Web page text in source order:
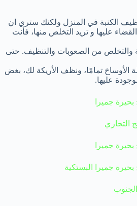
الكنبة في المنزل ولكنك ستري ان
عليها و تريد التخلص منها، فأنت
والتخلص من الصعوبات والتنظيف. حتى
الأوساخ تمامًا، ونظف الأريكة لك، بغض
عليها.
جميرا
التجاري
جميرا
جميرا البستكية